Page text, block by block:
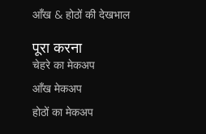
आँख & होठों की देखभाल
पूरा करना
चेहरे का मेकअप
आँख मेकअप
होठों का मेकअप